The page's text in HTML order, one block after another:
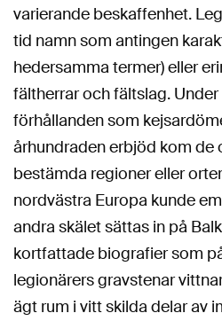
varierande beskaffenhet.
tid namn som antingen
hedersamma termer) eller
fältherrar och fältslag.
förhållanden som
århundraden erbjöd kom de
bestämda regioner eller
nordvästra Europa kunde
andra skälet sättas in på
kortfattade biografier som
legionärers gravstenar
ägt rum i vitt skilda delar av